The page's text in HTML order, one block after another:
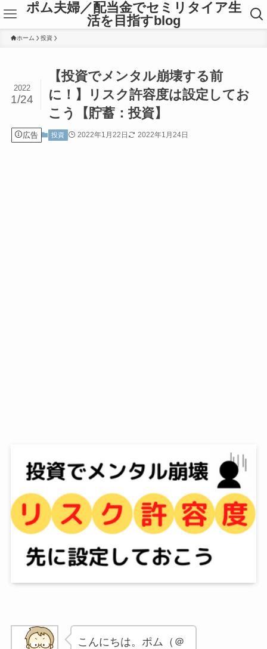
ポム夫婦／配当金でセミリタイア生
活を目指すblog
ホーム 投資
【投資でメンタル崩壊する前
に！】リスク許容度は設定してお
こう【貯蓄：投資】
2022
1/24
広告 投資 2022年1月22日 2022年1月24日
こんにちは。ポム（＠